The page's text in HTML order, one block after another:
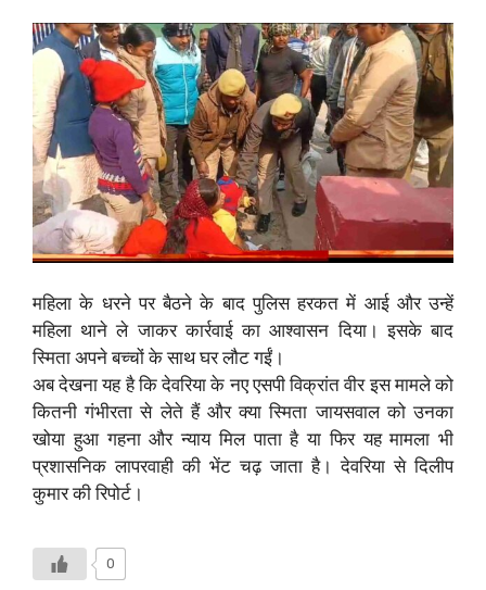
महिला के धरने पर बैठने के बाद पुलिस हरकत में आई और उन्हें
महिला थाने ले जाकर कार्रवाई का आश्वासन दिया। इसके बाद
स्मिता अपने बच्चों के साथ घर लौट गईं।
अब देखना यह है कि देवरिया के नए एसपी विक्रांत वीर इस मामले को
कितनी गंभीरता से लेते हैं और क्या स्मिता जायसवाल को उनका
खोया हुआ गहना और न्याय मिल पाता है या फिर यह मामला भी
प्रशासनिक लापरवाही की भेंट चढ़ जाता है। देवरिया से दिलीप
कुमार की रिपोर्ट।
0